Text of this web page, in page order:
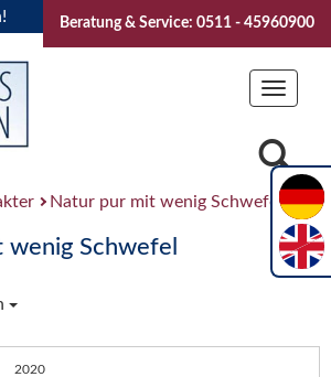
"Das Sommerfest 2026" Vive la
Beratung & Service: 0511 - 45960900
Toggle
Natur pur mit wenig Schwefel
Schwefel
2020